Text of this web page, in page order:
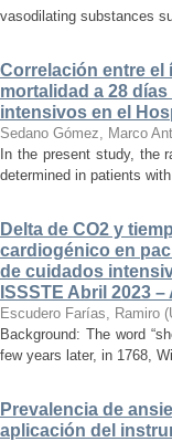
vasodilating substances
Correlación entre el
mortalidad a 28
intensivos en el
Sedano Gómez, Marco
In the present study, the
determined in patients
Delta de CO2 y
cardiogénico en
de cuidados
ISSSTE Abril 2023
Escudero Farías, Ramiro (
Background: The word
few years later, in 1768,
Prevalencia de
aplicación del